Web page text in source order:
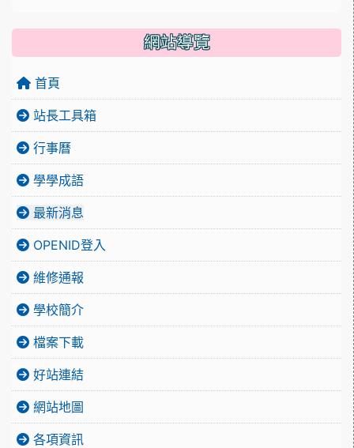
網站導覽
首頁
站長工具箱
行事曆
學學成語
最新消息
OPENID登入
維修通報
學校簡介
檔案下載
好站連結
網站地圖
各項資訊